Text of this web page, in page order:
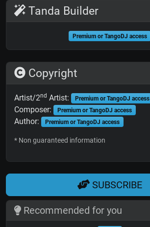
Tanda Builder
Premium or TangoDJ access
Copyright
Artist/2nd Artist: Premium or TangoDJ access
Composer: Premium or TangoDJ access
Author: Premium or TangoDJ access
* Non guaranteed information
SUBSCRIBE
Recommended for you